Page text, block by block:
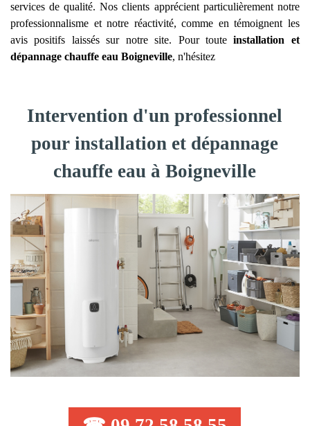
services de qualité. Nos clients apprécient particulièrement notre
professionnalisme et notre réactivité, comme en témoignent les
avis positifs laissés sur notre site. Pour touteinstallation et
dépannage chauffe eau Boigneville, n'hésitez
Intervention d'un professionnel
pour installation et dépannage
chauffe eau à Boigneville